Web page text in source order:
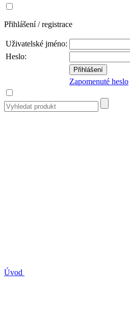
Přihlášení / registrace
Uživatelské jméno:
Heslo:
Zapomenuté heslo
Úvod